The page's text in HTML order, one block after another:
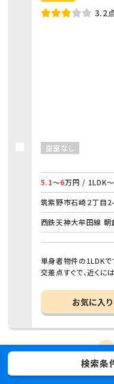
3.2
空室なし
5.1～6万円 / 1LDK
筑紫野市石崎２丁目
西鉄天神大牟田線
単身者物件の1LDKで
交差点すぐで、近くに
お気に入り
先頭 1
最後
検索条